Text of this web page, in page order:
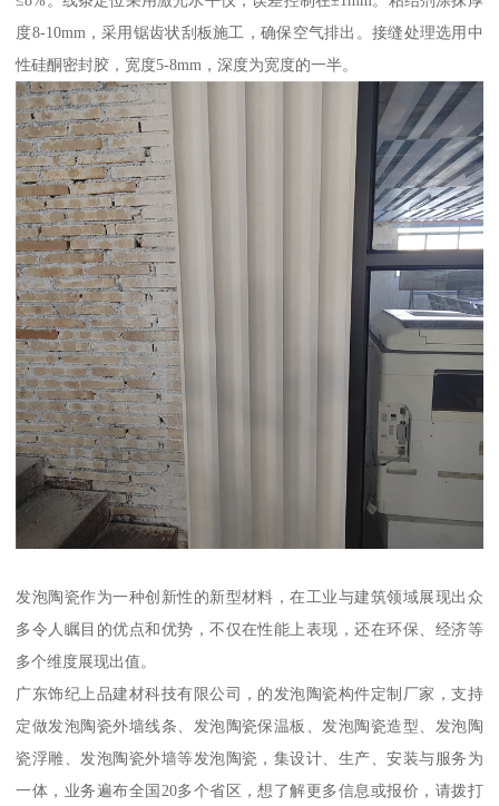
度8-10mm，采用锯齿状刮板施工，确保空气排出。接缝处理选用中
性硅酮密封胶，宽度5-8mm，深度为宽度的一半。
发泡陶瓷作为一种创新性的新型材料，在工业与建筑领域展现出众
多令人瞩目的优点和优势，不仅在性能上表现，还在环保、经济等
多个维度展现出值。
广东饰纪上品建材科技有限公司，的发泡陶瓷构件定制厂家，支持
定做发泡陶瓷外墙线条、发泡陶瓷保温板、发泡陶瓷造型、发泡陶
瓷浮雕、发泡陶瓷外墙等发泡陶瓷，集设计、生产、安装与服务为
一体，业务遍布全国20多个省区，想了解更多信息或报价，请拨打